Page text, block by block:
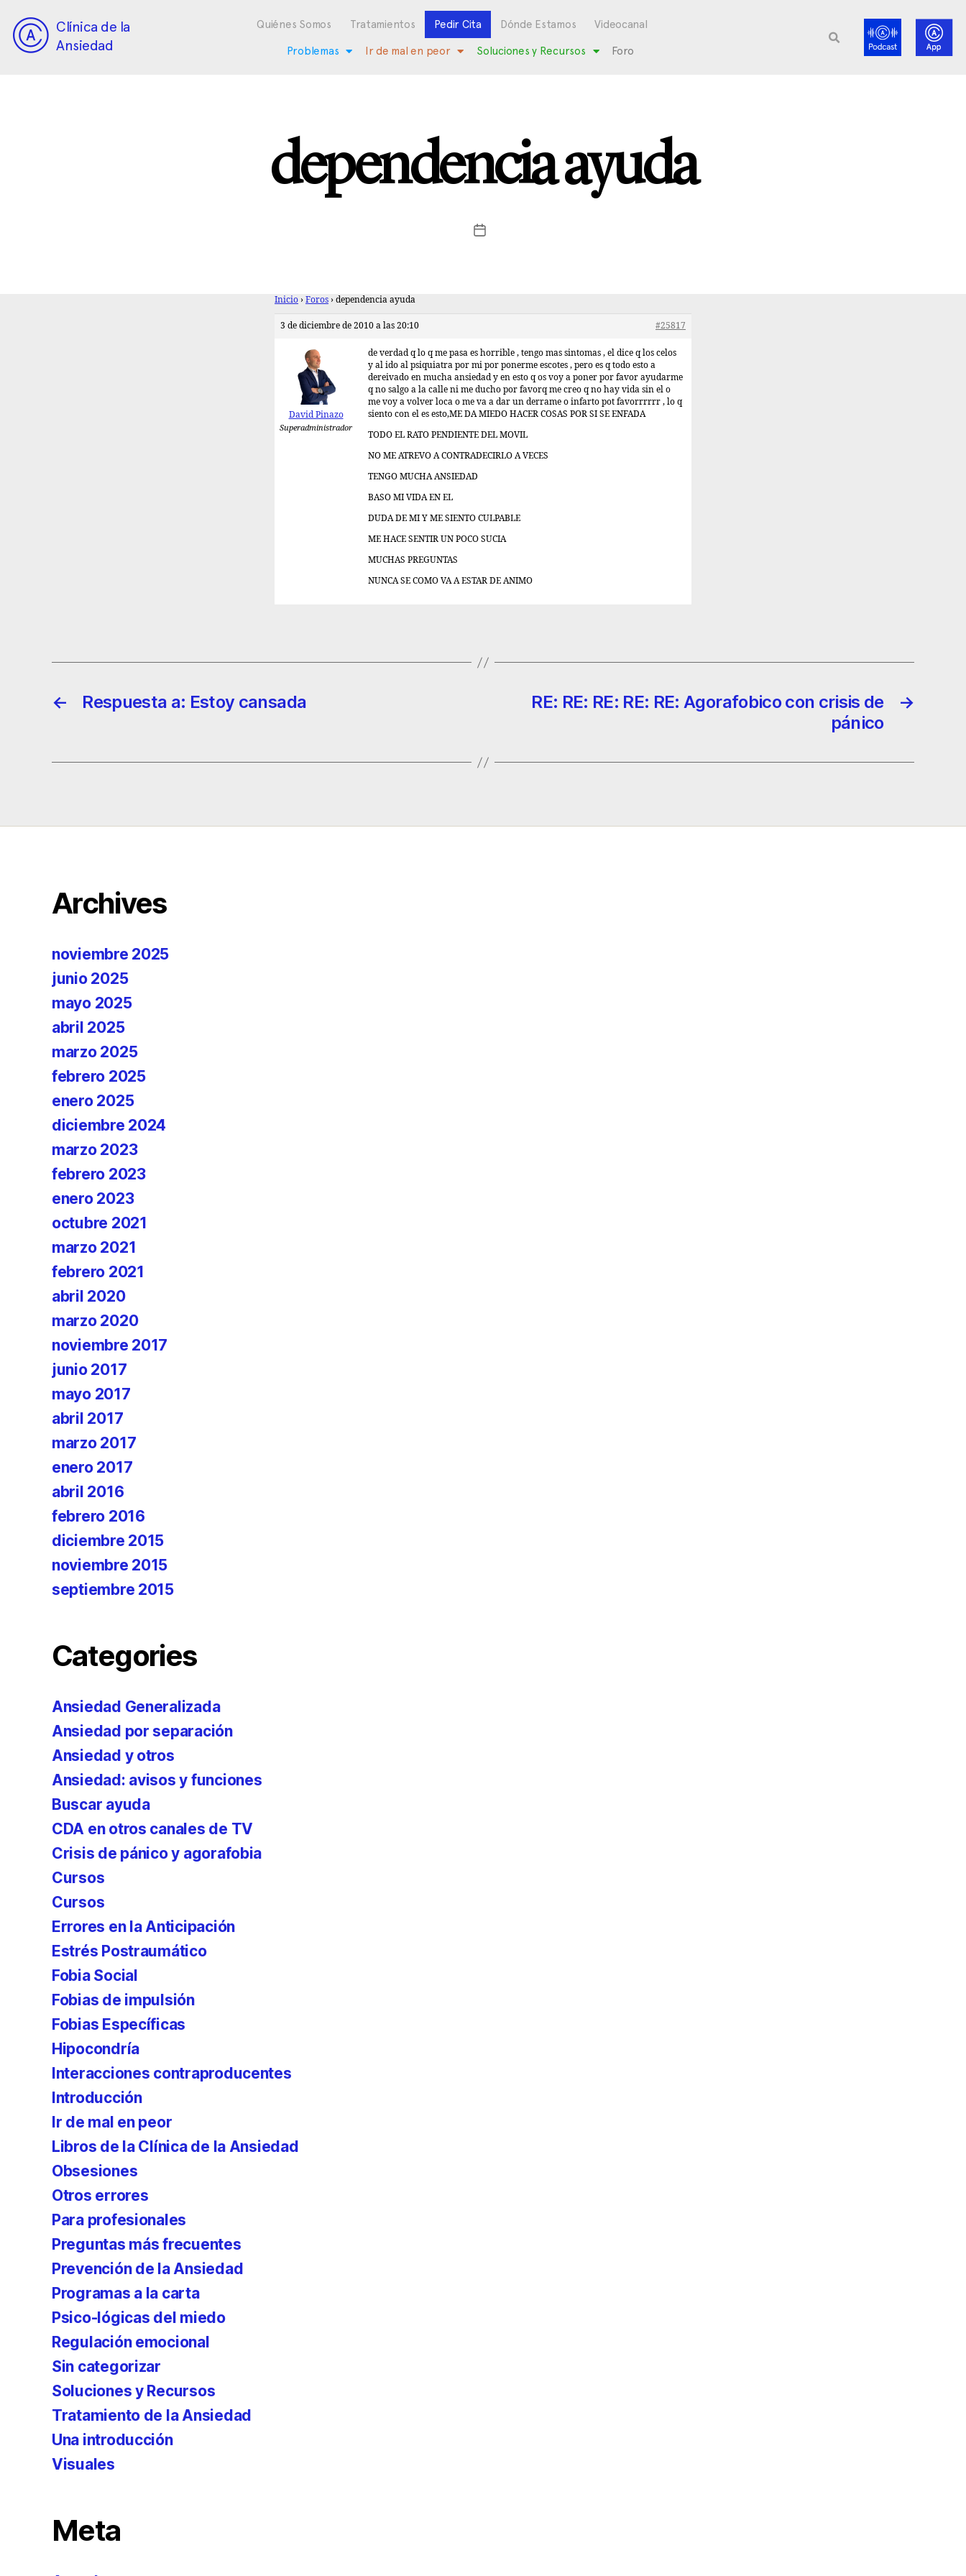
Clínica de la
Ansiedad
Quiénes Somos Tratamientos Pedir Cita Dónde Estamos Videocanal
Problemas Ir de mal en peor Soluciones y Recursos Foro
dependencia ayuda
Inicio › Foros › dependencia ayuda
3 de diciembre de 2010 a las 20:10 #25817
David Pinazo
Superadministrador
de verdad q lo q me pasa es horrible , tengo mas sintomas , el dice q los celos
y al ido al psiquiatra por mi por ponerme escotes , pero es q todo esto a
dereivado en mucha ansiedad y en esto q os voy a poner por favor ayudarme
q no salgo a la calle ni me ducho por favorq me creo q no hay vida sin el o
me voy a volver loca o me va a dar un derrame o infarto pot favorrrrrr , lo q
siento con el es esto,ME DA MIEDO HACER COSAS POR SI SE ENFADA
TODO EL RATO PENDIENTE DEL MOVIL
NO ME ATREVO A CONTRADECIRLO A VECES
TENGO MUCHA ANSIEDAD
BASO MI VIDA EN EL
DUDA DE MI Y ME SIENTO CULPABLE
ME HACE SENTIR UN POCO SUCIA
MUCHAS PREGUNTAS
NUNCA SE COMO VA A ESTAR DE ANIMO
← Respuesta a: Estoy cansada →
RE: RE: RE: RE: RE: Agorafobico con crisis de
pánico
Archives
noviembre 2025
junio 2025
mayo 2025
abril 2025
marzo 2025
febrero 2025
enero 2025
diciembre 2024
marzo 2023
febrero 2023
enero 2023
octubre 2021
marzo 2021
febrero 2021
abril 2020
marzo 2020
noviembre 2017
junio 2017
mayo 2017
abril 2017
marzo 2017
enero 2017
abril 2016
febrero 2016
diciembre 2015
noviembre 2015
septiembre 2015
Categories
Ansiedad Generalizada
Ansiedad por separación
Ansiedad y otros
Ansiedad: avisos y funciones
Buscar ayuda
CDA en otros canales de TV
Crisis de pánico y agorafobia
Cursos
Cursos
Errores en la Anticipación
Estrés Postraumático
Fobia Social
Fobias de impulsión
Fobias Específicas
Hipocondría
Interacciones contraproducentes
Introducción
Ir de mal en peor
Libros de la Clínica de la Ansiedad
Obsesiones
Otros errores
Para profesionales
Preguntas más frecuentes
Prevención de la Ansiedad
Programas a la carta
Psico-lógicas del miedo
Regulación emocional
Sin categorizar
Soluciones y Recursos
Tratamiento de la Ansiedad
Una introducción
Visuales
Meta